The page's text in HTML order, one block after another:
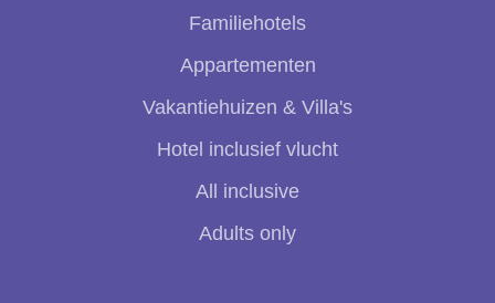
Familiehotels
Appartementen
Vakantiehuizen & Villa's
Hotel inclusief vlucht
All inclusive
Adults only